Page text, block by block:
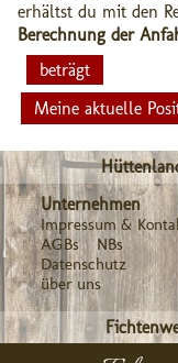
erhältst du mit den
Berechnung der
Meine aktuelle
Unternehmen
Impressum &
AGBs
NBs
Datenschutz
über uns